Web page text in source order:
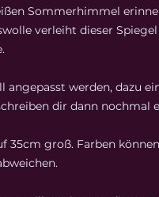
Sommerhimmel
verleiht dieser
angepasst werden, dazu
dir dann nochmal
35cm groß. Farben